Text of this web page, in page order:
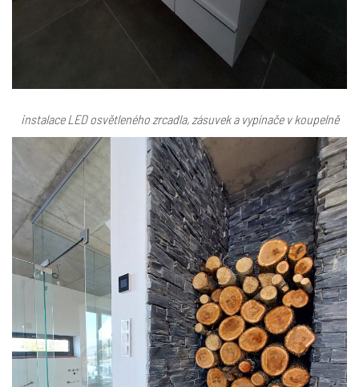
instalace LED osvětleného zrcadla, zásuvek a vypínače v koupelně